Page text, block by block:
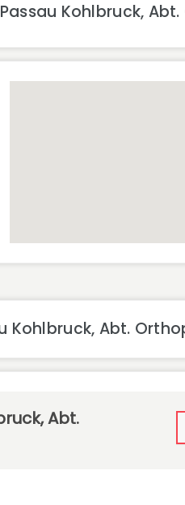
Kohlbruck,
Kohlbruck, Abt.
Abt.